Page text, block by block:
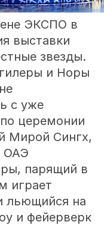
ЭКСПО в
выставки
звезды.
и Норы
с уже
церемонии
Мирой Сингх,
ОАЭ
парящий в
играет
льющийся на
и фейерверк